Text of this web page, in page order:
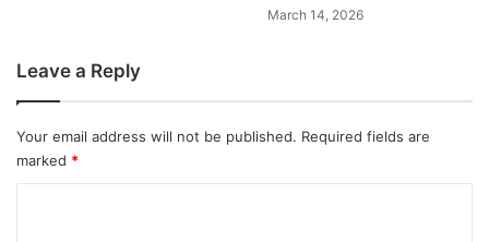
March 14, 2026
Leave a Reply
Your email address will not be published. Required fields are
marked *